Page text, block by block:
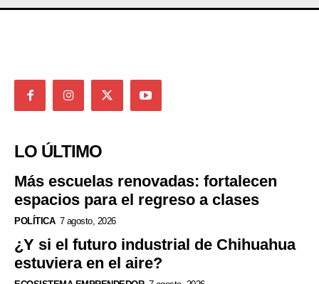
LO ÚLTIMO
Más escuelas renovadas: fortalecen
espacios para el regreso a clases
POLÍTICA 7 agosto, 2026
¿Y si el futuro industrial de Chihuahua
estuviera en el aire?